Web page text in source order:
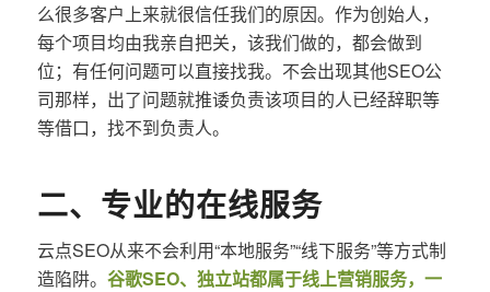
么很多客户上来就很信任我们的原因。作为创始人，
每个项目均由我亲自把关，该我们做的，都会做到
位；有任何问题可以直接找我。不会出现其他SEO公
司那样，出了问题就推诿负责该项目的人已经辞职等
等借口，找不到负责人。
二、专业的在线服务
云点SEO从来不会利用“本地服务”“线下服务”等方式制
造陷阱。 谷歌SEO、独立站都属于线上营销服务，一